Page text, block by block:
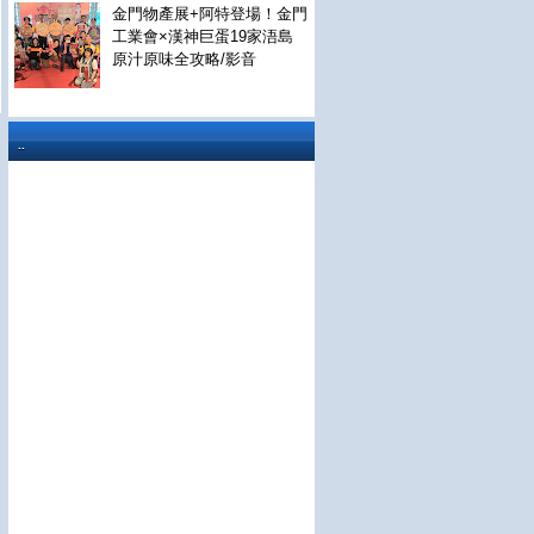
金門物產展+阿特登場！金門
工業會×漢神巨蛋19家浯島
原汁原味全攻略/影音
..